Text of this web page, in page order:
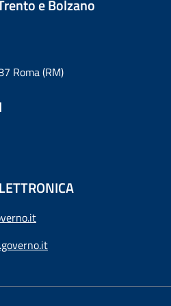
e Bolzano
Roma (RM)